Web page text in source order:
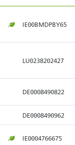
IE00BMDPBY65
LU0238202427
DE0008490822
DE0008490962
IE0004766675